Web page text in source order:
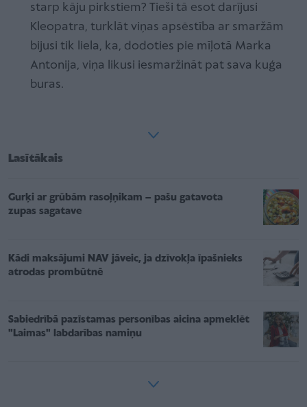
starp kāju pirkstiem? Tieši tā esot darījusi
Kleopatra, turklāt viņas apsēstība ar smaržām
bijusi tik liela, ka, dodoties pie mīļotā Marka
Antonija, viņa likusi iesmaržināt pat sava kuģa
buras.
Lasītākais
Gurķi ar grūbām rasoļņikam – pašu gatavota
zupas sagatave
Kādi maksājumi NAV jāveic, ja dzīvokļa īpašnieks
atrodas prombūtnē
Sabiedrībā pazīstamas personības aicina apmeklēt
"Laimas" labdarības namiņu